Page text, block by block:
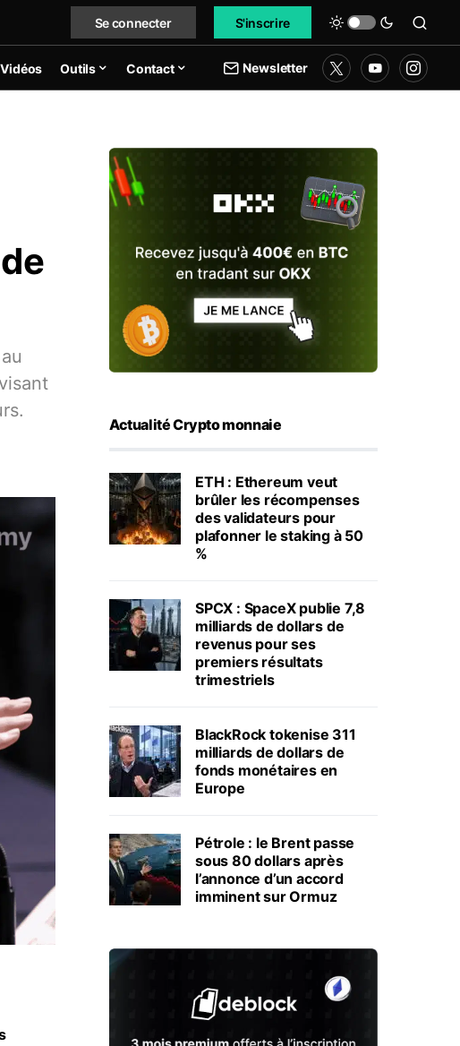
Se connecter S'inscrire
Vidéos Outils Contact Newsletter
Actualité Crypto monnaie
ETH : Ethereum veut
brûler les récompenses
des validateurs pour
plafonner le staking à 50
%
SPCX : SpaceX publie 7,8
milliards de dollars de
revenus pour ses
premiers résultats
trimestriels
BlackRock tokenise 311
milliards de dollars de
fonds monétaires en
Europe
Pétrole : le Brent passe
sous 80 dollars après
l’annonce d’un accord
imminent sur Ormuz